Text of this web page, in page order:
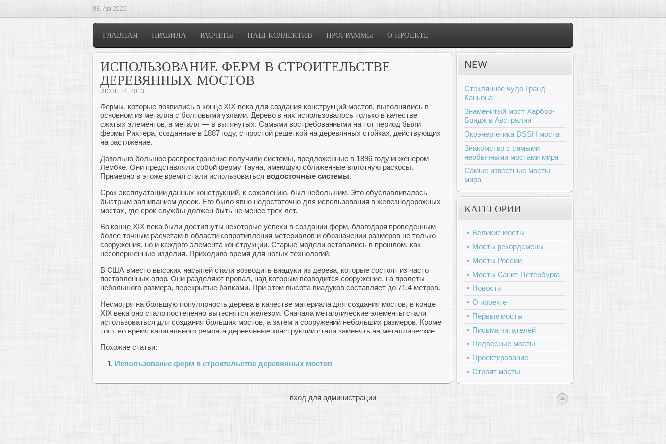
08. Авг 2026
ГЛАВНАЯ ПРАВИЛА РАСЧЕТЫ НАШ КОЛЛЕКТИВ ПРОГРАММЫ О ПРОЕКТЕ
ИСПОЛЬЗОВАНИЕ ФЕРМ В СТРОИТЕЛЬСТВЕ
ДЕРЕВЯННЫХ МОСТОВ
ИЮНЬ 14, 2013
Фермы, которые появились в конце XIX века для создания конструкций мостов, выполнялись в
основном из металла с болтовыми узлами. Дерево в них использовалось только в качестве
сжатых элементов, а металл — в вытянутых. Самыми востребованными на тот период были
фермы Рихтера, созданные в 1887 году, с простой решеткой на деревянных стойках, действующих
на растяжение.
Довольно большое распространение получили системы, предложенные в 1896 году инженером
Лембке. Они представляли собой ферму Тауна, имеющую сближенные вплотную раскосы.
Примерно в этоже время стали использоваться водосточные системы.
Срок эксплуатации данных конструкций, к сожалению, был небольшим. Это обуславливалось
быстрым загниванием досок. Его было явно недостаточно для использования в железнодорожных
мостах, где срок службы должен быть не менее трех лет.
Во конце XIX века были достигнуты некоторые успехи в создании ферм, благодаря проведенным
более точным расчетам в области сопротивления метериалов и обозначении размеров не только
сооружения, но и каждого элемента конструкции. Старые модели оставались в прошлом, как
несовершенные изделия. Приходило время для новых технологий.
В США вместо высоких насыпей стали возводить виадуки из дерева, которые состоят из часто
поставленных опор. Они разделяют провал, над которым возводится сооружение, на пролеты
небольшого размера, перекрытые балками. При этом высота виадуков составляет до 71,4 метров.
Несмотря на большую популярность дерева в качестве материала для создания мостов, в конце
XIX века оно стало постепенно вытеснятся железом. Сначала металлические элементы стали
использоваться для создания больших мостов, а затем и сооружений небольших размеров. Кроме
того, во время капитального ремонта деревянные конструкции стали заменять на металлические.
Похожие статьи:
Использование ферм в строительстве деревянных мостов
NEW
Стеклянное чудо Гранд-
Каньона
Знаменитый мост Харбор-
Бридж в Австралии
Экоэнергетика DSSH моста
Знакомство с самыми
необычными мостами мира
Самые известные мосты
мира
КАТЕГОРИИ
Великие мосты
Мосты рекордсмены
Мосты России
Мосты Санкт-Петербурга
Новости
О проекте
Первые мосты
Письма читателей
Подвесные мосты
Проектирование
Строят мосты
вход для администрации